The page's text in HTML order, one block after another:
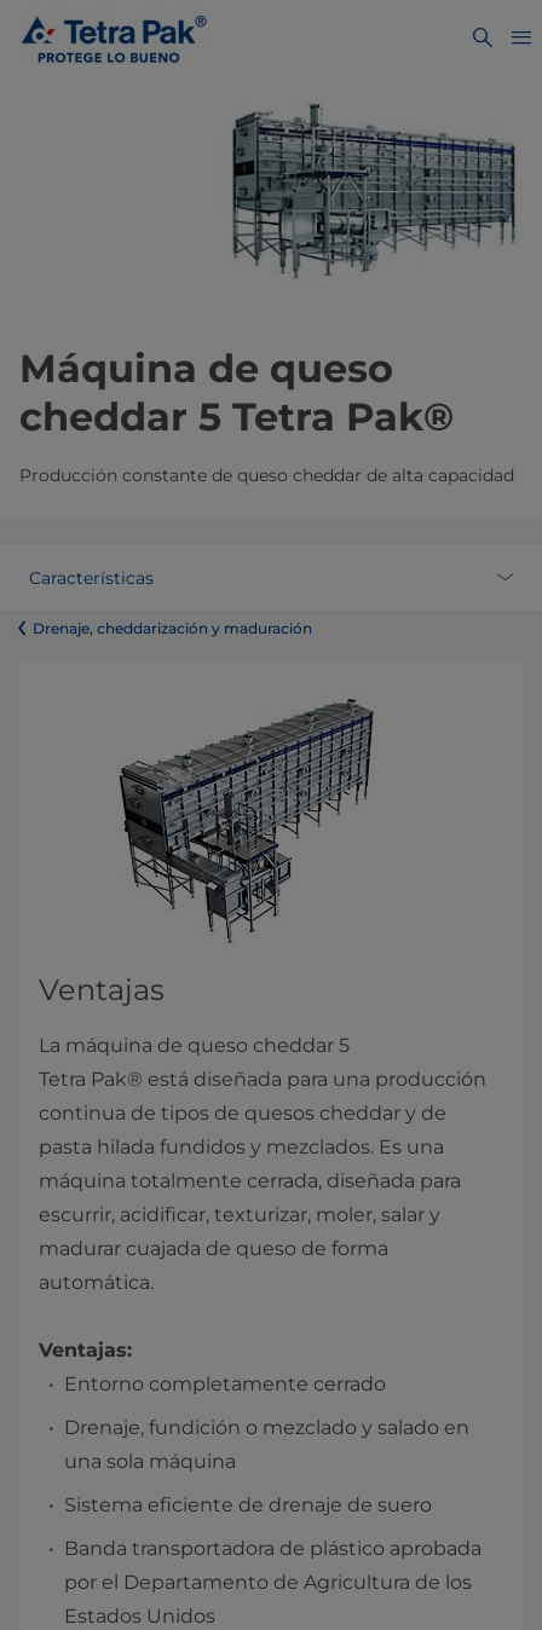
Máquina de queso
cheddar 5 ​​​​​​​​​​​​​Tetra Pak®
Producción constante de queso cheddar de alta capacidad
Características
​​​​​​​​​​​​​​​​​​​​​​​​​Drenaje, cheddarización y maduración
Ventajas
La máquina de queso cheddar 5
Tetra Pak® está diseñada para una producción
continua de tipos de quesos cheddar y de
pasta hilada fundidos y mezclados. Es una
máquina totalmente cerrada, diseñada para
escurrir, acidificar, texturizar, moler, salar y
madurar cuajada de queso de forma
automática.
Ventajas:
Entorno completamente cerrado
Drenaje, fundición o mezclado y salado en
una sola máquina
Sistema eficiente de drenaje de suero
Banda transportadora de plástico aprobada
por el Departamento de Agricultura de los
Estados Unidos